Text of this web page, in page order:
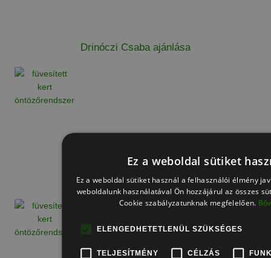
Drinóczi Csaba ajánlása
Gábor ajánlása
Ez a weboldal sütiket
Ez a weboldal sütiket használ a felhasználói élmény
weboldalunk használatával Ön hozzájárul az összes
Cookie szabályzatunknak megfelelően.
ELENGEDHETETLENÜL SZÜKSÉGES
TELJESÍTMÉNY CÉLZÁS